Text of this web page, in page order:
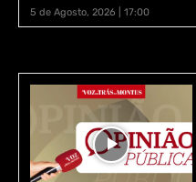
5 de Agosto, 2026 | 17:00